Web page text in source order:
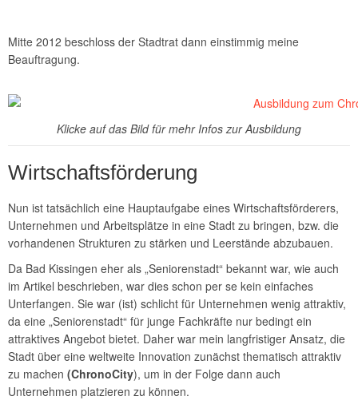
Mitte 2012 beschloss der Stadtrat dann einstimmig meine
Beauftragung.
Klicke auf das Bild für mehr Infos zur Ausbildung
Wirtschaftsförderung
Nun ist tatsächlich eine Hauptaufgabe eines Wirtschaftsförderers,
Unternehmen und Arbeitsplätze in eine Stadt zu bringen, bzw. die
vorhandenen Strukturen zu stärken und Leerstände abzubauen.
Da Bad Kissingen eher als „Seniorenstadt“ bekannt war, wie auch
im Artikel beschrieben, war dies schon per se kein einfaches
Unterfangen. Sie war (ist) schlicht für Unternehmen wenig attraktiv,
da eine „Seniorenstadt“ für junge Fachkräfte nur bedingt ein
attraktives Angebot bietet. Daher war mein langfristiger Ansatz, die
Stadt über eine weltweite Innovation zunächst thematisch attraktiv
zu machen (ChronoCity), um in der Folge dann auch
Unternehmen platzieren zu können.